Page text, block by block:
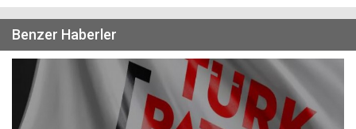
Benzer Haberler